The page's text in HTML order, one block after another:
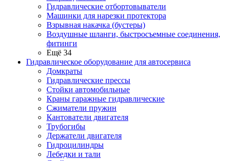
Гидравлические отбортовыватели
Машинки для нарезки протектора
Взрывная накачка (бустеры)
Воздушные шланги, быстросъемные соединения,
фитинги
Ещё 34
Гидравлическое оборудование для автосервиса
Домкраты
Гидравлические прессы
Стойки автомобильные
Краны гаражные гидравлические
Сжиматели пружин
Кантователи двигателя
Трубогибы
Держатели двигателя
Гидроцилиндры
Лебедки и тали